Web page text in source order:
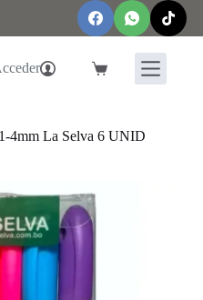
Carro
4mm La Selva 6 UNID